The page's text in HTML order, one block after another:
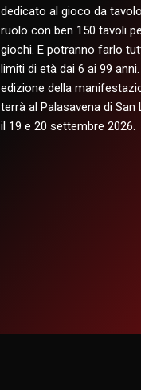
dedicato al gioco da
ruolo con ben 150 tavoli
giochi. E potranno farlo
limiti di età dai 6 ai 99
edizione della
terrà al Palasavena di San
il 19 e 20 settembre 2026.